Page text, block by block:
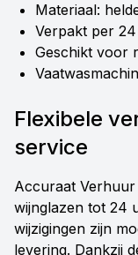
Materiaal:
Verpakt per
Geschikt voor
Flexibele
service
Accuraat Verhuur
wijnglazen tot 24
wijzigingen zijn
levering. Dankzij